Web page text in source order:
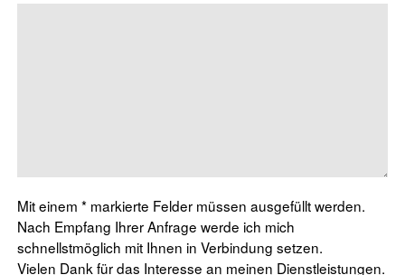
Mit einem * markierte Felder müssen ausgefüllt werden.
Nach Empfang Ihrer Anfrage werde ich mich
schnellstmöglich mit Ihnen in Verbindung setzen.
Vielen Dank für das Interesse an meinen Dienstleistungen.